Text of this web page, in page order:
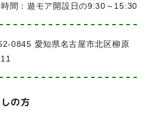
間：遊モア開設日の9:30～15:30
0845 愛知県名古屋市北区柳原
の方